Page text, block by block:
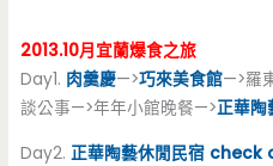
2013.10月宜蘭爆食之旅
Day1. 肉羹慶—>巧來美食館—>羅
談公事—>年年小館晚餐—>正華
Day2.正華陶藝休閒民宿 check